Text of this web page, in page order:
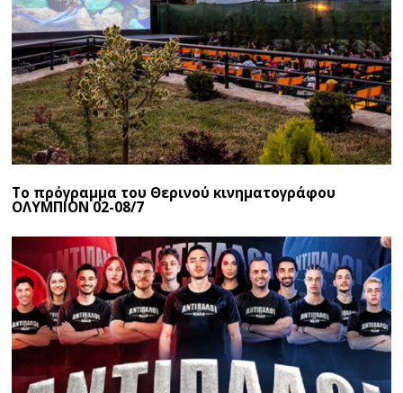
Το πρόγραμμα του Θερινού κινηματογράφου
ΟΛΥΜΠΙΟΝ 02-08/7